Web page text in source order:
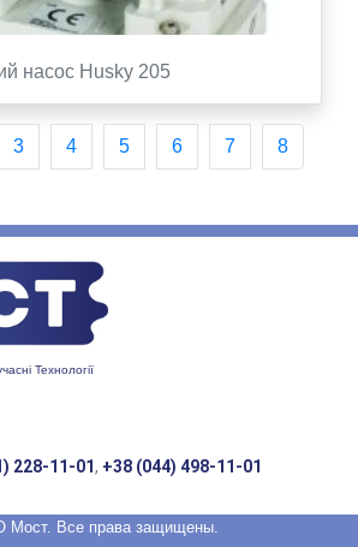
насос Husky 205
3 4 5 6 7 8
Технології
228-11-01, +38 (044) 498-11-01
Мост. Все права защищены.